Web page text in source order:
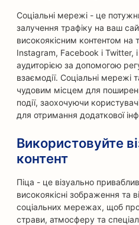
Соціальні мережі - це
залучення трафіку на ваш
високоякісним контентом на
Instagram, Facebook і Twitter,
аудиторією за допомогою
взаємодії. Соціальні
чудовим місцем для
події, заохочуючи
для отримання додаткової
Використовуйте
контент
Піца - це візуально
високоякісні зображення та
соціальних мережах, щоб
страви, атмосферу та